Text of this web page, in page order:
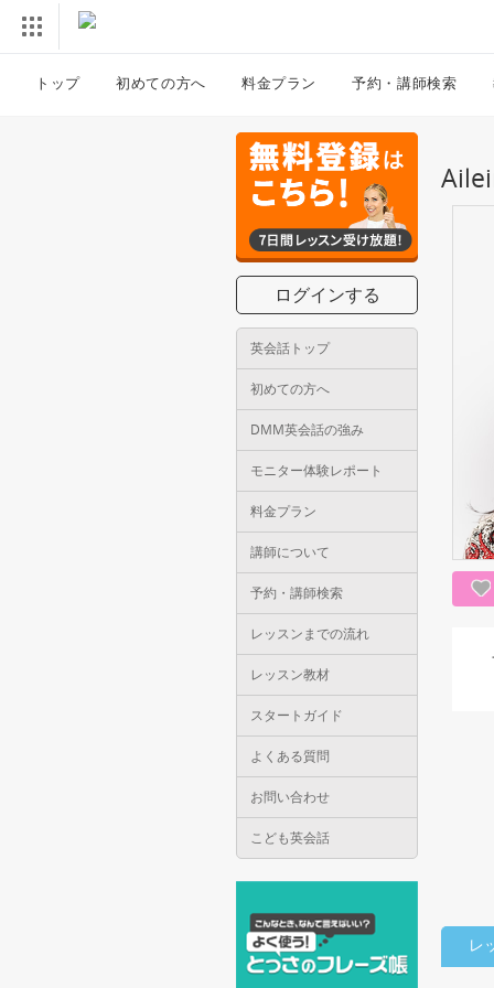
トップ 初めての方へ 料金プラン 予約・講師検索
ログインする
英会話トップ
初めての方へ
DMM英会話の強み
モニター体験レポート
料金プラン
講師について
予約・講師検索
レッスンまでの流れ
レッスン教材
スタートガイド
よくある質問
お問い合わせ
こども英会話
レ